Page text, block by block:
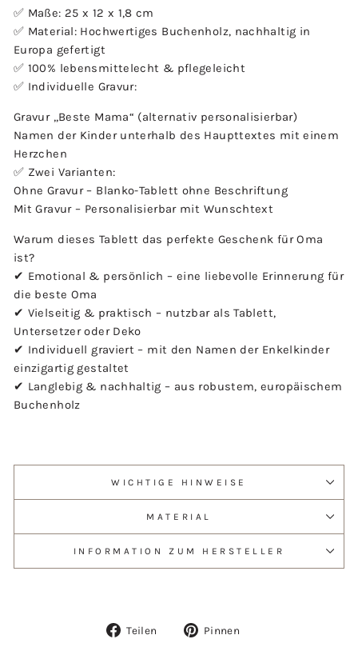
✅ Maße: 25 x 12 x 1,8 cm
✅ Material: Hochwertiges Buchenholz, nachhaltig in
Europa gefertigt
✅ 100% lebensmittelecht & pflegeleicht
✅ Individuelle Gravur:
Gravur „Beste Mama“ (alternativ personalisierbar)
Namen der Kinder unterhalb des Haupttextes mit einem
Herzchen
✅ Zwei Varianten:
Ohne Gravur – Blanko-Tablett ohne Beschriftung
Mit Gravur – Personalisierbar mit Wunschtext
Warum dieses Tablett das perfekte Geschenk für Oma
ist?
✔ Emotional & persönlich – eine liebevolle Erinnerung für
die beste Oma
✔ Vielseitig & praktisch – nutzbar als Tablett,
Untersetzer oder Deko
✔ Individuell graviert – mit den Namen der Enkelkinder
einzigartig gestaltet
✔ Langlebig & nachhaltig – aus robustem, europäischem
Buchenholz
WICHTIGE HINWEISE
MATERIAL
INFORMATION ZUM HERSTELLER
Teilen
Auf
Pinnen